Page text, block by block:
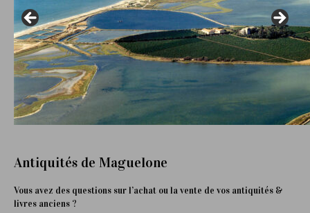
Antiquités de Maguelone
Vous avez des questions sur l’achat ou la vente de vos antiquités &
livres anciens ?